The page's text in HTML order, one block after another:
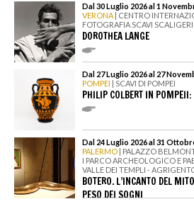
Dal 30 Luglio 2026 al 1
VERONA | CENTRO
FOTOGRAFIA SCAVI SCALIGERI
DOROTHEA LANGE
Dal 27 Luglio 2026 al 27
POMPEI | SCAVI DI POMPEI
PHILIP COLBERT IN POMPEII:
Dal 24 Luglio 2026 al 31
PALERMO | PALAZZO
I PARCO ARCHEOLOGICO E
VALLE DEI TEMPLI -
BOTERO. L’INCANTO DEL
PESO DEI SOGNI